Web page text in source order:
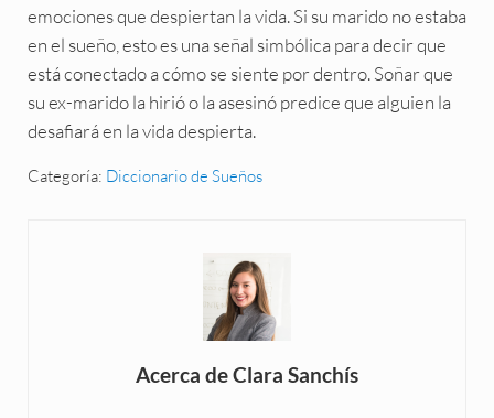
emociones que despiertan la vida. Si su marido no estaba
en el sueño, esto es una señal simbólica para decir que
está conectado a cómo se siente por dentro. Soñar que
su ex-marido la hirió o la asesinó predice que alguien la
desafiará en la vida despierta.
Categoría: Diccionario de Sueños
Acerca deClara Sanchís